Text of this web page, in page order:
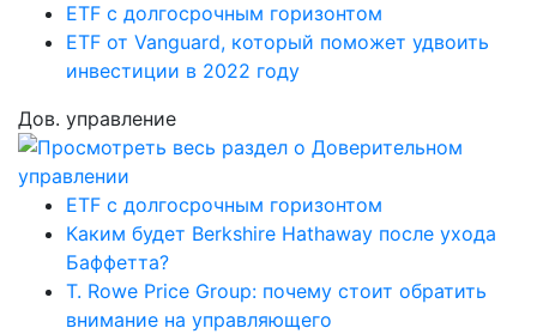
ETF с долгосрочным горизонтом
ETF от Vanguard, который поможет удвоить
инвестиции в 2022 году
Дов. управление
ETF с долгосрочным горизонтом
Каким будет Berkshire Hathaway после ухода
Баффетта?
T. Rowe Price Group: почему стоит обратить
внимание на управляющего